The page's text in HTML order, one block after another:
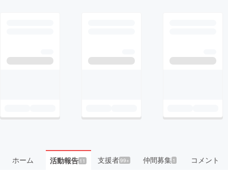
ホーム 活動報告11 支援者99+ 仲間募集 1 コメント